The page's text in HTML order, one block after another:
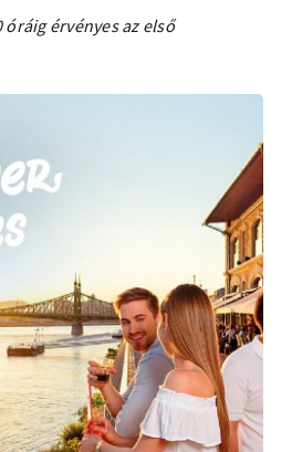
óráig érvényes az első